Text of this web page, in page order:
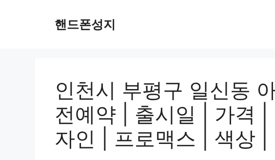
핸드폰성지
인천시 부평구 일신동
전예약 | 출시일 | 가격 |
자인 | 프로맥스 | 색상 |